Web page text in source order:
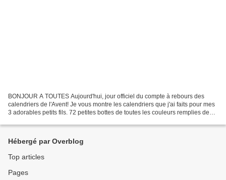
BONJOUR A TOUTES Aujourd'hui, jour officiel du compte à rebours des
calendriers de l'Avent! Je vous montre les calendriers que j'ai faits pour mes
3 adorables petits fils. 72 petites bottes de toutes les couleurs remplies de
Hébergé par Overblog
Top articles
Pages